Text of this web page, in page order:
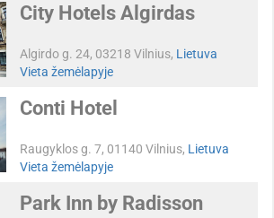
City Hotels Algirdas
Algirdo g. 24, 03218 Vilnius, Lietuva
Vieta žemėlapyje
Conti Hotel
Raugyklos g. 7, 01140 Vilnius, Lietuva
Vieta žemėlapyje
Park Inn by Radisson